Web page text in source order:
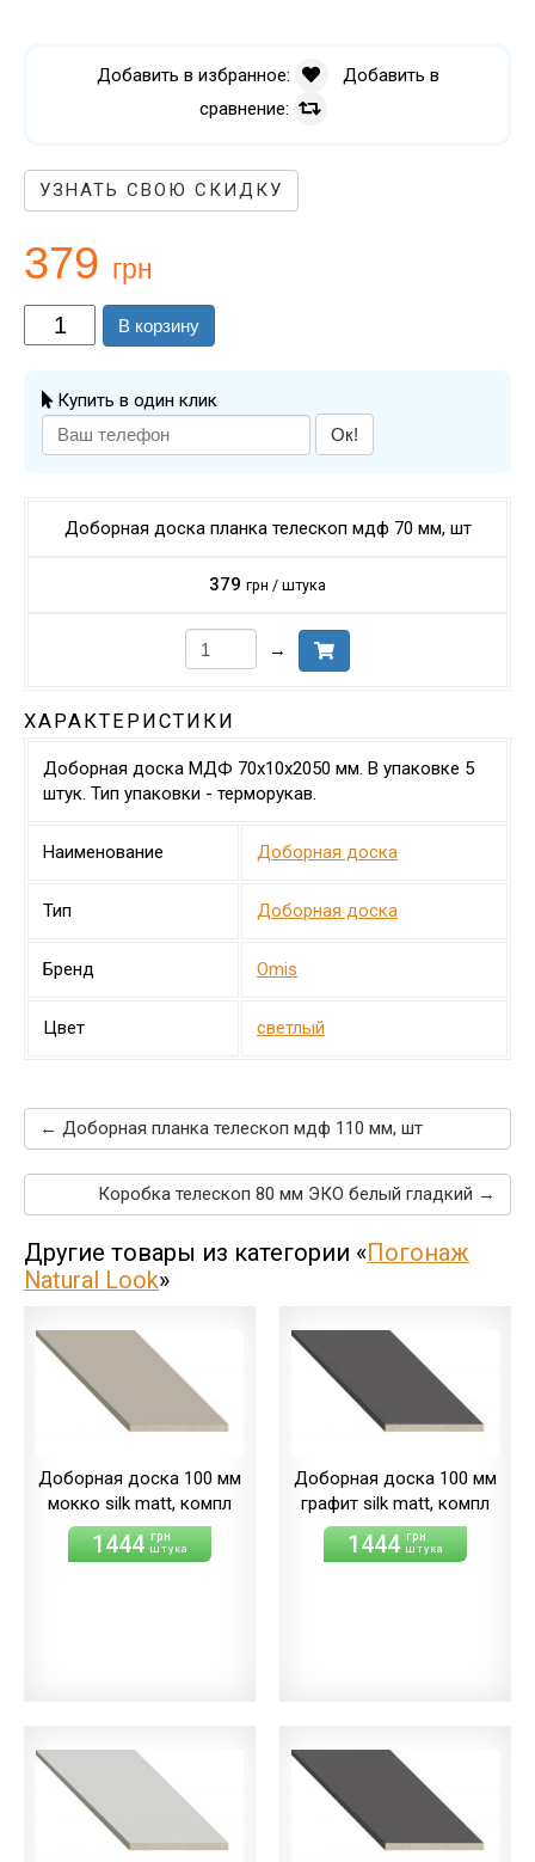
Добавить в избранное:
Добавить в
сравнение:
УЗНАТЬ СВОЮ СКИДКУ
379 грн
В корзину
Купить в один клик
Ок!
Доборная доска планка телескоп мдф 70 мм, шт
379 грн / штука
→
ХАРАКТЕРИСТИКИ
Доборная доска МДФ 70х10х2050 мм. В упаковке 5
штук. Тип упаковки - терморукав.
Наименование Доборная доска
Тип Доборная доска
Бренд Omis
Цвет светлый
← Доборная планка телескоп мдф 110 мм, шт
Коробка телескоп 80 мм ЭКО белый гладкий →
Другие товары из категории «Погонаж
Natural Look»
Доборная доска 100 мм
мокко silk matt, компл
1444 грн
штука
Доборная доска 100 мм
графит silk matt, компл
1444 грн
штука